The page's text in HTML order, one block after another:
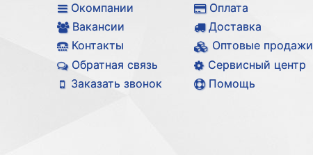
Окомпании
Вакансии
Контакты
Обратная связь
Заказать звонок
Оплата
Доставка
Оптовые продажи
Сервисный центр
Помощь